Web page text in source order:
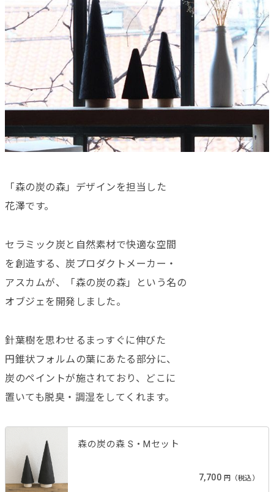
「森の炭の森」デザインを担当した
花澤です。
セラミック炭と自然素材で快適な空間
を創造する、炭プロダクトメーカー・
アスカムが、「森の炭の森」という名の
オブジェを開発しました。
針葉樹を思わせるまっすぐに伸びた
円錐状フォルムの葉にあたる部分に、
炭のペイントが施されており、どこに
置いても脱臭・調湿をしてくれます。
森の炭の森 S・Mセット
7,700 円（税込）